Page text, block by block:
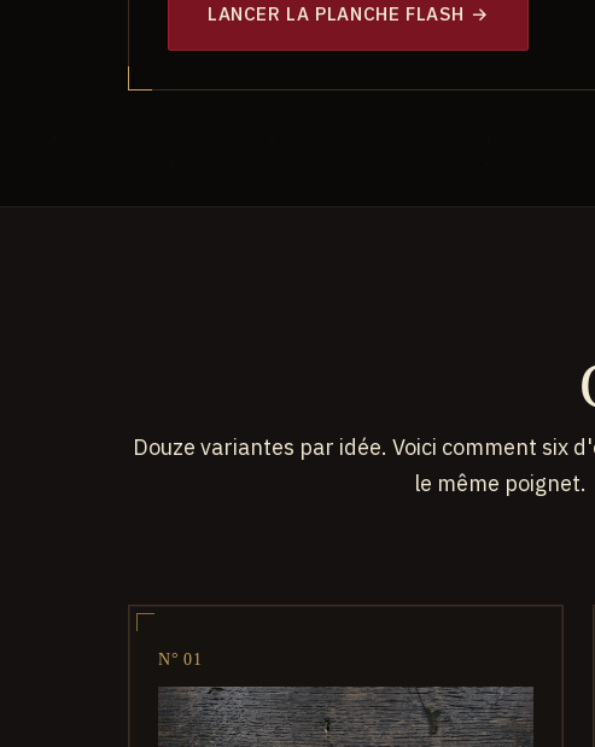
LANCER LA PLANCHE FLASH →
Douze variantes par idée. Voici comment six
le même poignet.
N° 01